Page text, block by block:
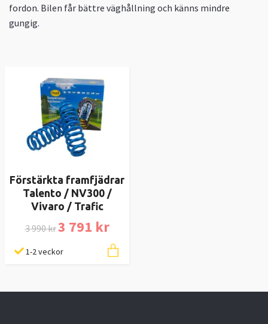
fordon. Bilen får bättre väghållning och känns mindre
gungig.
Förstärkta framfjädrar
Talento / NV300 /
Vivaro / Trafic
3 990 kr3 791 kr
1-2 veckor